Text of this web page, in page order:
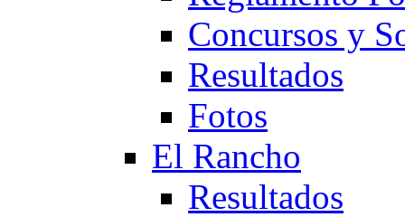
Concursos y
Resultados
Fotos
El Rancho
Resultados